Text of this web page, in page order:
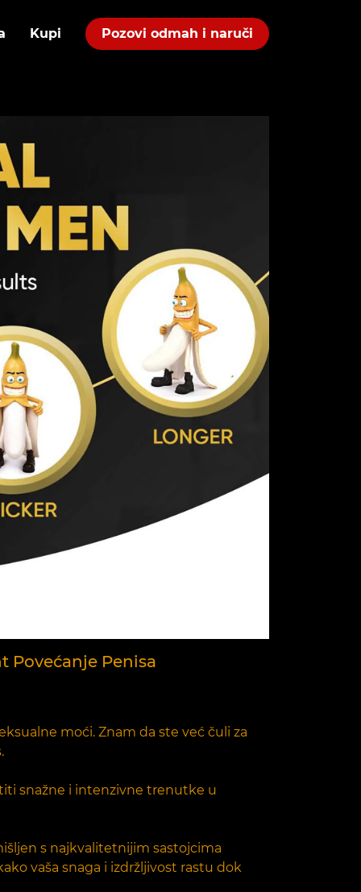
Kupi Pozovi odmah i naruči
Povećanje Penisa
moći. Znam da ste već čuli za
snažne i intenzivne trenutke u
s najkvalitetnijim sastojcima
vaša snaga i izdržljivost rastu dok